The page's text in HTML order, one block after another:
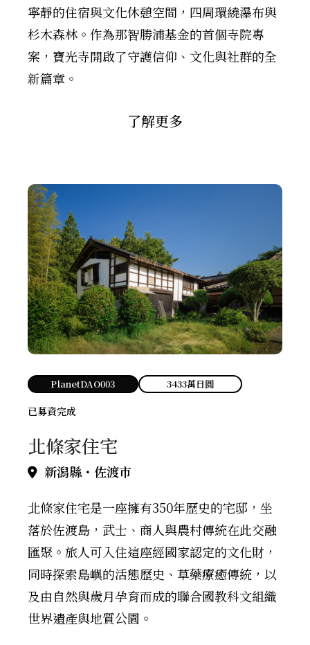
寧靜的住宿與文化休憩空間，四周環繞瀑布與
杉木森林。作為那智勝浦基金的首個寺院專
案，寶光寺開啟了守護信仰、文化與社群的全
新篇章。
了解更多
PlanetDAO003 3433萬日圓
已募資完成
北條家住宅
新潟縣・佐渡市
北條家住宅是一座擁有350年歷史的宅邸，坐
落於佐渡島，武士、商人與農村傳統在此交融
匯聚。旅人可入住這座經國家認定的文化財，
同時探索島嶼的活態歷史、草藥療癒傳統，以
及由自然與歲月孕育而成的聯合國教科文組織
世界遺產與地質公園。